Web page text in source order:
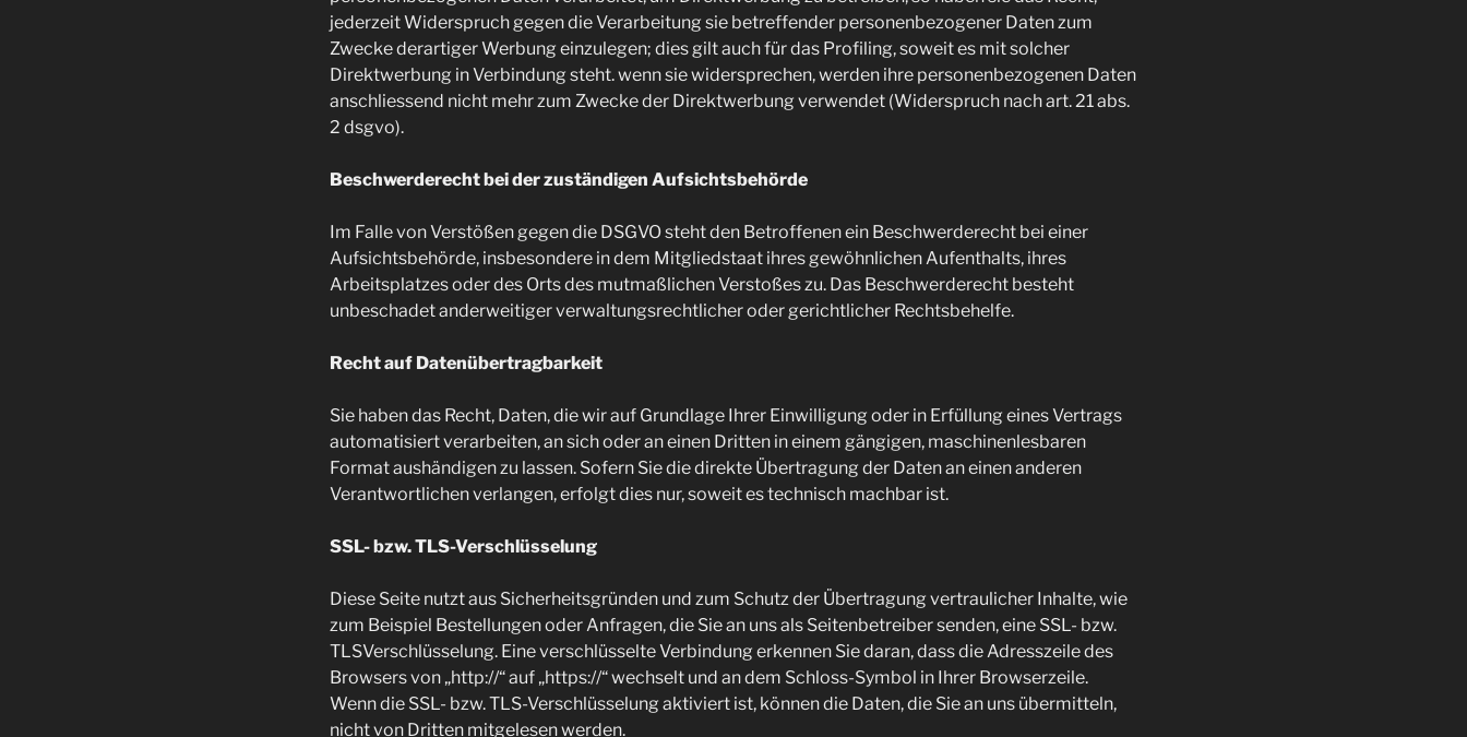
jederzeit Widerspruch gegen die Verarbeitung sie betreffender personenbezogener Daten zum
Zwecke derartiger Werbung einzulegen; dies gilt auch für das Profiling, soweit es mit solcher
Direktwerbung in Verbindung steht. wenn sie widersprechen, werden ihre personenbezogenen Daten
anschliessend nicht mehr zum Zwecke der Direktwerbung verwendet (Widerspruch nach art. 21 abs.
2 dsgvo).
Beschwerderecht bei der zuständigen Aufsichtsbehörde
Im Falle von Verstößen gegen die DSGVO steht den Betroffenen ein Beschwerderecht bei einer
Aufsichtsbehörde, insbesondere in dem Mitgliedstaat ihres gewöhnlichen Aufenthalts, ihres
Arbeitsplatzes oder des Orts des mutmaßlichen Verstoßes zu. Das Beschwerderecht besteht
unbeschadet anderweitiger verwaltungsrechtlicher oder gerichtlicher Rechtsbehelfe.
Recht auf Datenübertragbarkeit
Sie haben das Recht, Daten, die wir auf Grundlage Ihrer Einwilligung oder in Erfüllung eines Vertrags
automatisiert verarbeiten, an sich oder an einen Dritten in einem gängigen, maschinenlesbaren
Format aushändigen zu lassen. Sofern Sie die direkte Übertragung der Daten an einen anderen
Verantwortlichen verlangen, erfolgt dies nur, soweit es technisch machbar ist.
SSL- bzw. TLS-Verschlüsselung
Diese Seite nutzt aus Sicherheitsgründen und zum Schutz der Übertragung vertraulicher Inhalte, wie
zum Beispiel Bestellungen oder Anfragen, die Sie an uns als Seitenbetreiber senden, eine SSL- bzw.
TLSVerschlüsselung. Eine verschlüsselte Verbindung erkennen Sie daran, dass die Adresszeile des
Browsers von „http://“ auf „https://“ wechselt und an dem Schloss-Symbol in Ihrer Browserzeile.
Wenn die SSL- bzw. TLS-Verschlüsselung aktiviert ist, können die Daten, die Sie an uns übermitteln,
nicht von Dritten mitgelesen werden.